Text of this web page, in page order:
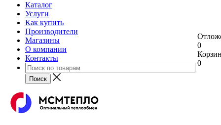
Каталог
Услуги
Как купить
Производители
Магазины
О компании
Контакты
0
0